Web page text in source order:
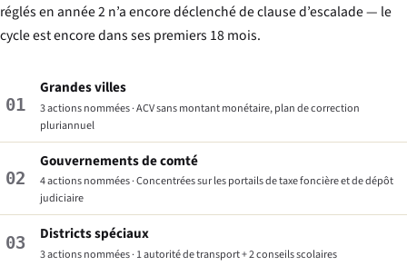
réglés en année 2 n’a encore déclenché de clause d’escalade — le
cycle est encore dans ses premiers 18 mois.
01
Grandes villes
3 actions nommées · ACV sans montant monétaire, plan de correction
pluriannuel
02
Gouvernements de comté
4 actions nommées · Concentrées sur les portails de taxe foncière et de dépôt
judiciaire
03 Districts spéciaux
3 actions nommées · 1 autorité de transport + 2 conseils scolaires